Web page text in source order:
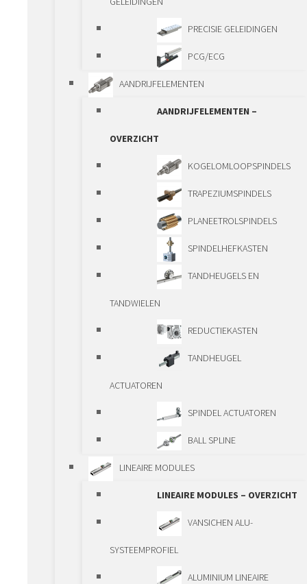
STANDAARD LINEAIRE COMPONENTEN
STANDAARD LINEAIRE COMPONENTEN –
OVERZICHT
ASSEN EN
KOGELBUSSEN
LOOPWIEL
GELEIDINGEN
GELEIDINGEN
PRECISIE GELEIDINGEN
AANDRIJFELEMENTEN
AANDRIJFELEMENTEN –
KOGELOMLOOPSPINDELS
PLANEETROLSPINDELS
PRECISIE GELEIDINGEN
PCG/ECG
AANDRIJFELEMENTEN
AANDRIJFELEMENTEN –
OVERZICHT
KOGELOMLOOPSPINDELS
TRAPEZIUMSPINDELS
PLANEETROLSPINDELS
SPINDELHEFKASTEN
TANDHEUGELS EN
TANDWIELEN
REDUCTIEKASTEN
TANDHEUGEL
ACTUATOREN
SPINDEL ACTUATOREN
BALL SPLINE
LINEAIRE MODULES
LINEAIRE MODULES – OVERZICHT
VANSICHEN ALU-
SYSTEEMPROFIEL
ALUMINIUM LINEAIRE